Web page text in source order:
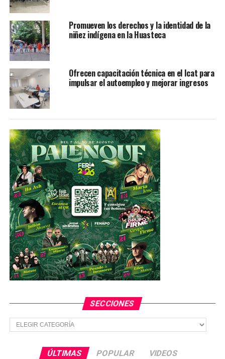
carreteras, evitar realizar quema agrícola sin
autorización, entre otras.
Esta información es de interés público, ajena a cualquier
interés particular o de algún partido político.
TEMAS RELACIONADOS FEATURED GOBIERNO DE SLP
YA VIENE
Habrá Jornada de Salud para potosinas en el Instituto
Geriátrico Dr. Nicolás Aguilar
NO TE PIERDAS
Denuncian vecinos de Fuerte Ventura negligencia del
municipio de Mexquitic
Promueven los derechos y la identidad de la
niñez indígena en la Huasteca
Ofrecen capacitación técnica en el Icat para
impulsar el autoempleo y mejorar ingresos
SECCIONES
Secciones
ÚLTIMAS POPULAR VIDEOS